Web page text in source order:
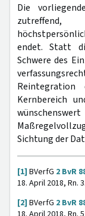
Die
endet. Statt
Schwere des
Reintegration
Kernbereich
Sichtung der
[1] BVerfG 2 BvR
18. April 2018, Rn. 3.
[2] BVerfG 2 BvR